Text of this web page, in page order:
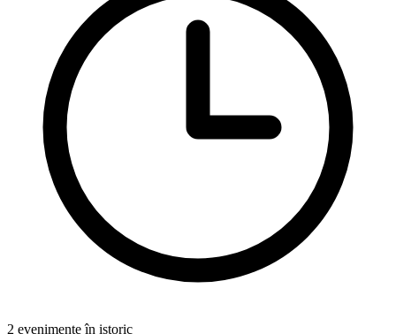
2 evenimente în istoric